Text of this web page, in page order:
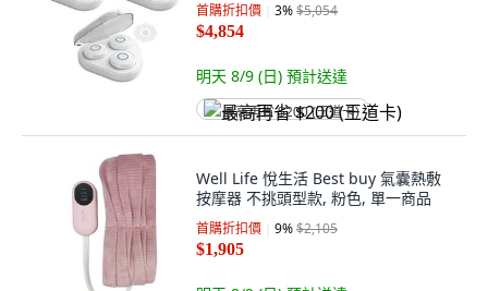
首購折扣價 3%$5,054
$4,854
明天 8/9 (日) 預計送達
最高再省 $200 (王道卡)
Well Life 悅生活 Best buy 氣囊熱敷
按摩器 不挑頭型款, 粉色, 單一商品
首購折扣價 9%$2,105
$1,905